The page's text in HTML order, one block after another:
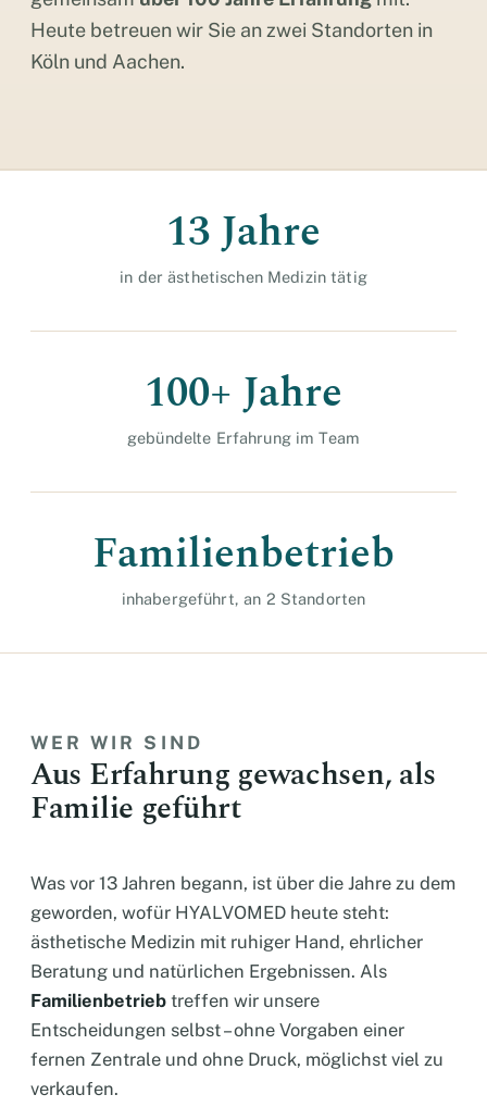
Heute betreuen wir Sie an zwei Standorten in
Köln und Aachen.
13 Jahre
in der ästhetischen Medizin tätig
100+ Jahre
gebündelte Erfahrung im Team
Familienbetrieb
inhabergeführt, an 2 Standorten
WER WIR SIND
Aus Erfahrung gewachsen, als
Familie geführt
Was vor 13 Jahren begann, ist über die Jahre zu dem
geworden, wofür HYALVOMED heute steht:
ästhetische Medizin mit ruhiger Hand, ehrlicher
Beratung und natürlichen Ergebnissen. Als
Familienbetrieb treffen wir unsere
Entscheidungen selbst – ohne Vorgaben einer
fernen Zentrale und ohne Druck, möglichst viel zu
verkaufen.